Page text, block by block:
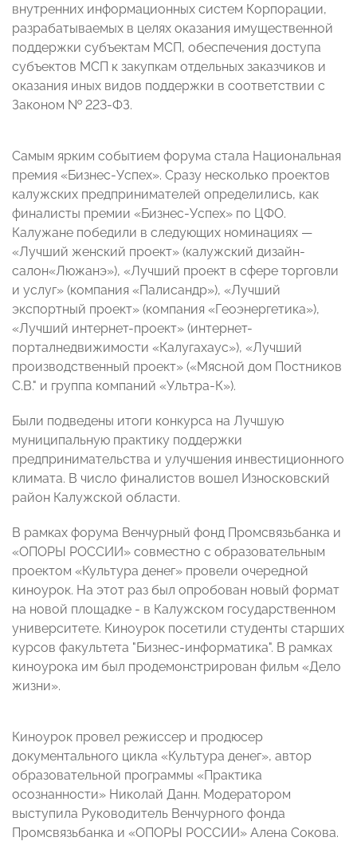
внутренних информационных систем Корпорации,
разрабатываемых в целях оказания имущественной
поддержки субъектам МСП, обеспечения доступа
субъектов МСП к закупкам отдельных заказчиков и
оказания иных видов поддержки в соответствии с
Законом № 223-ФЗ.
Самым ярким событием форума стала Национальная
премия «Бизнес-Успех». Сразу несколько проектов
калужских предпринимателей определились, как
финалисты премии «Бизнес-Успех» по ЦФО.
Калужане победили в следующих номинациях —
«Лучший женский проект» (калужский дизайн-
салон«Люжанэ»), «Лучший проект в сфере торговли
и услуг» (компания «Палисандр»), «Лучший
экспортный проект» (компания «Геоэнергетика»),
«Лучший интернет-проект» (интернет-
порталнедвижимости «Калугахаус»), «Лучший
производственный проект» («Мясной дом Постников
С.В." и группа компаний «Ультра-К»).
Были подведены итоги конкурса на Лучшую
муниципальную практику поддержки
предпринимательства и улучшения инвестиционного
климата. В число финалистов вошел Износковский
район Калужской области.
В рамках форума Венчурный фонд Промсвязьбанка и
«ОПОРЫ РОССИИ» совместно с образовательным
проектом «Культура денег» провели очередной
киноурок. На этот раз был опробован новый формат
на новой площадке - в Калужском государственном
университете. Киноурок посетили студенты старших
курсов факультета "Бизнес-информатика". В рамках
киноурока им был продемонстрирован фильм «Дело
жизни».
Киноурок провел режиссер и продюсер
документального цикла «Культура денег», автор
образовательной программы «Практика
осознанности» Николай Данн. Модератором
выступила Руководитель Венчурного фонда
Промсвязьбанка и «ОПОРЫ РОССИИ» Алена Сокова.